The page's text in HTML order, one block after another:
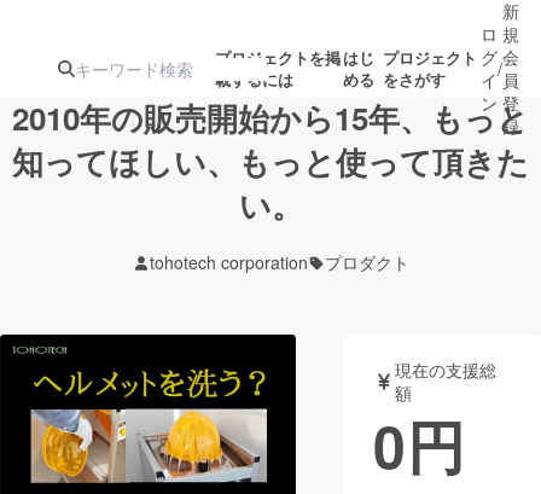
プロジェクトを掲
載するには
はじ
める
プロジェクト
をさがす
注目の新着プロ
テクノロジー・ガジェット
映像・映画 書籍・雑誌
ロ
グ
イ
ン
/
新
規
会
員
登
録
2010年の販売開始から15年、もっと
知ってほしい、もっと使って頂きた
い。
tohotech corporation プロダクト
現在の支援総
額
0円